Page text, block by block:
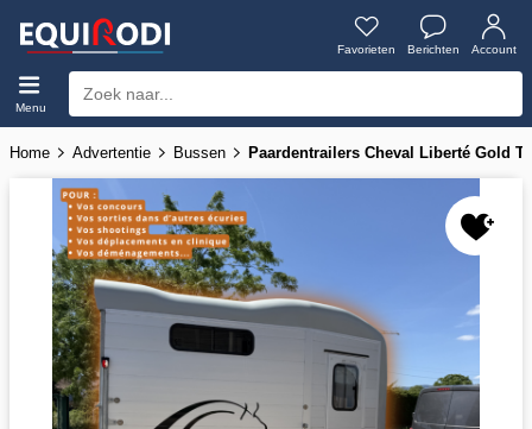
Favorieten Berichten Account
Menu
Home Advertentie Bussen Paardentrailers Cheval Liberté Gold